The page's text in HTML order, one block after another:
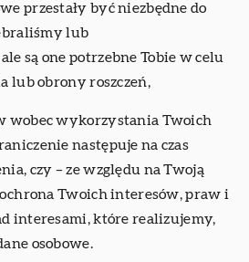
przestały być niezbędne do
lub
są one potrzebne Tobie w celu
lub obrony roszczeń,
wobec wykorzystania Twoich
następuje na czas
czy – ze względu na Twoją
Twoich interesów, praw i
interesami, które realizujemy,
osobowe.